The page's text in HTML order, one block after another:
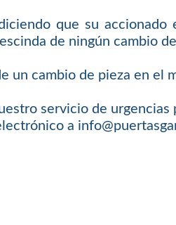
que su
de ningún cambio
un cambio de pieza en
servicio de
a